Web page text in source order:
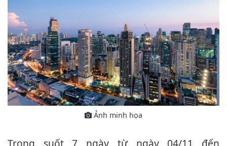
Ảnh minh họa
Trong suốt 7 ngày từ ngày 04/11 đến